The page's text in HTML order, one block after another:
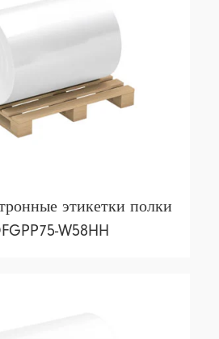
этикетки полки
W58HH